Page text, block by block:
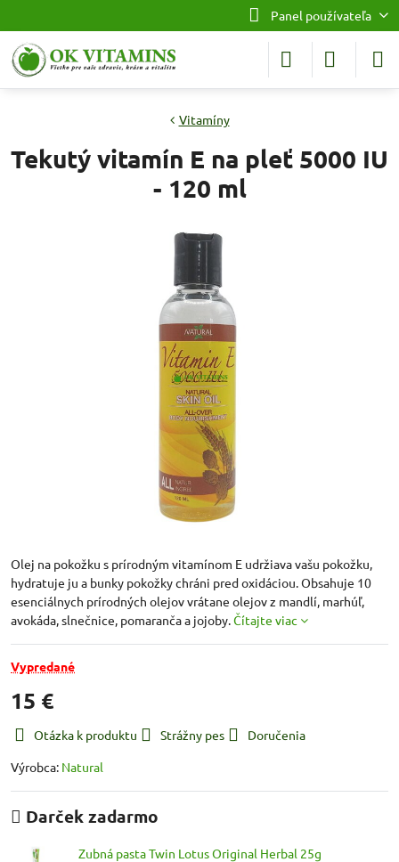
Panel používateľa
Vitamíny
Tekutý vitamín E na pleť 5000 IU
- 120 ml
Olej na pokožku s prírodným vitamínom E udržiava vašu pokožku,
hydratuje ju a bunky pokožky chráni pred oxidáciou. Obsahuje 10
esenciálnych prírodných olejov vrátane olejov z mandlí, marhúľ,
avokáda, slnečnice, pomaranča a jojoby.Čítajte viac
Vypredané
15 €
Otázka k produktu Strážny pes
Doručenia
Výrobca: Natural
Darček zadarmo
Zubná pasta Twin Lotus Original Herbal 25g